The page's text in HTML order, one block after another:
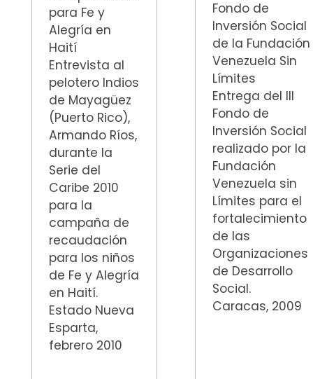
para Fe y
Alegría en
Haití
Entrevista al
pelotero Indios
de Mayagüez
(Puerto Rico),
Armando Ríos,
durante la
Serie del
Caribe 2010
para la
campaña de
recaudación
para los niños
de Fe y Alegría
en Haití.
Estado Nueva
Esparta,
febrero 2010
Fondo de
Inversión Social
de la Fundación
Venezuela Sin
Límites
Entrega del III
Fondo de
Inversión Social
realizado por la
Fundación
Venezuela sin
Límites para el
fortalecimiento
de las
Organizaciones
de Desarrollo
Social.
Caracas, 2009